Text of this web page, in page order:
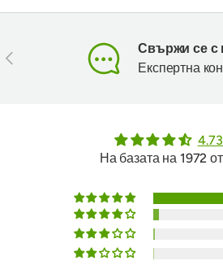
Предишен
Свържи се с
Експертна
На базата на 1972